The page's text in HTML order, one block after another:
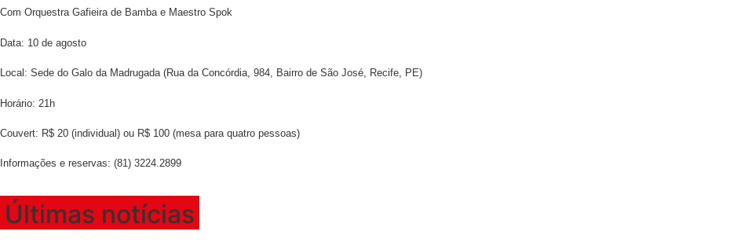
Com Orquestra Gafieira de Bamba e Maestro Spok
Data: 10 de agosto
Local: Sede do Galo da Madrugada (Rua da Concórdia, 984, Bairro de São José, Recife, PE)
Horário: 21h
Couvert: R$ 20 (individual) ou R$ 100 (mesa para quatro pessoas)
Informações e reservas: (81) 3224.2899
Últimas notícias